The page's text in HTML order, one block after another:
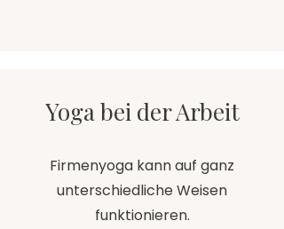
Yoga bei der Arbeit
Firmenyoga kann auf ganz
unterschiedliche Weisen
funktionieren.